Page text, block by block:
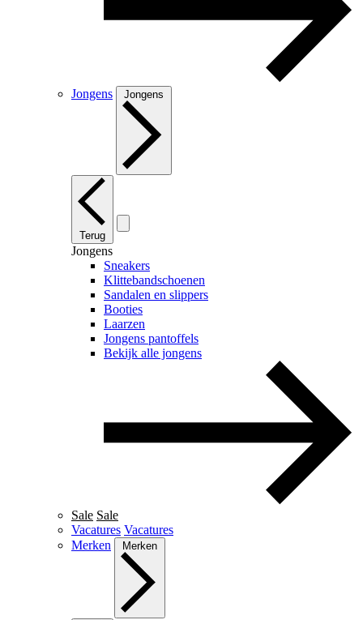
Jongens Jongens
Terug
Jongens
Sneakers
Klittebandschoenen
Sandalen en slippers
Booties
Laarzen
Jongens pantoffels
Bekijk alle jongens
Sale Sale
Vacatures Vacatures
Merken
Merken